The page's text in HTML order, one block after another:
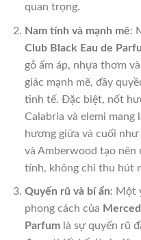
quan trọng.
Nam tính và mạnh mẽ:
Club Black Eau de
gỗ ấm áp, nhựa thơm
giác mạnh mẽ, đầy
tinh tế. Đặc biệt, nốt
Calabria và elemi
hương giữa và cuối
và Amberwood tạo nên
tính, không chỉ thu hút
Quyến rũ và bí ẩn: Một
phong cách của
Parfumlà sự quyến rũ